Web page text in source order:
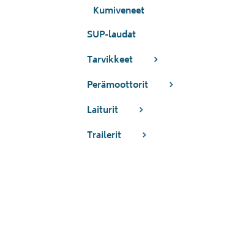
Kumiveneet
SUP-laudat
Tarvikkeet
Perämoottorit
Laiturit
Trailerit